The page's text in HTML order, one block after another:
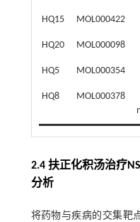
HQ15 MOL000422
HQ20 MOL000098
HQ5 MOL000354
HQ8 MOL000378
2.4 扶正化积汤治疗
分析
将药物与疾病的交集靶